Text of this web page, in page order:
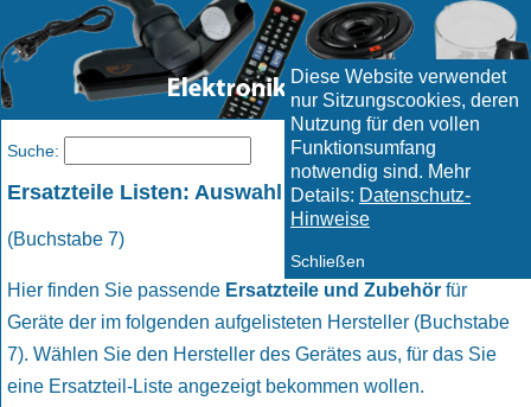
Diese Website verwendet
nur Sitzungscookies, deren
Nutzung für den vollen
Funktionsumfang
notwendig sind. Mehr
Details: Datenschutz-
Hinweise
Schließen
Ersatzteile Listen: Auswahl Hersteller
(Buchstabe 7)
Hier finden Sie passende Ersatzteile und Zubehör für
Geräte der im folgenden aufgelisteten Hersteller (Buchstabe
7). Wählen Sie den Hersteller des Gerätes aus, für das Sie
eine Ersatzteil-Liste angezeigt bekommen wollen.
Suche: